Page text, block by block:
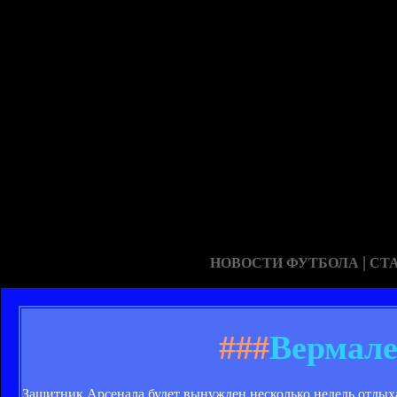
НОВОСТИ ФУТБОЛА |
###
Защитник Арсенала будет вынужден несколько недель